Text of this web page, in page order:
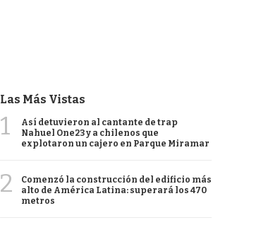
Las Más Vistas
1
Así detuvieron al cantante de trap
Nahuel One23 y a chilenos que
explotaron un cajero en Parque Miramar
2
Comenzó la construcción del edificio más
alto de América Latina: superará los 470
metros